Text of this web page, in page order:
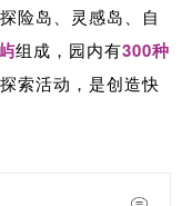
探险岛、灵感岛、自
组成，园内有300种
索活动，是创造快